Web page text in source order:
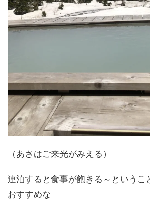
（あさはご来光がみえる）
連泊すると食事が飽きる～というこ
おすすめな